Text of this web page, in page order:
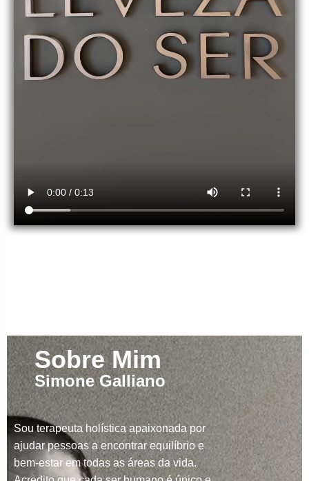
Sobre Mim
Simone Galliano
Sou terapeuta holística apaixonada por
ajudar pessoas a encontrar equilíbrio e
bem-estar em todas as áreas da vida.